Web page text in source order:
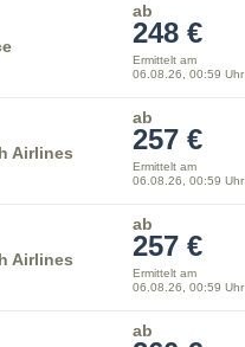
ab
248 €
Ermittelt am
06.08.26, 00:59 Uhr
Airlines
ab
257 €
Ermittelt am
06.08.26, 00:59 Uhr
Airlines
ab
257 €
Ermittelt am
06.08.26, 00:59 Uhr
ab